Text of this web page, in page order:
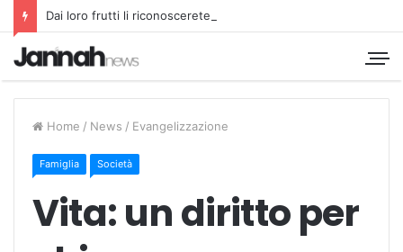
Dai loro frutti li riconoscerete
Home / News / Evangelizzazione
Famiglia Società
Vita: un diritto per